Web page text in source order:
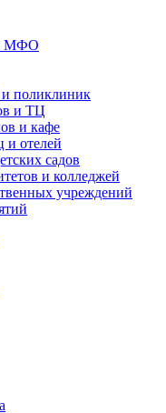
МФО
поликлиник
и ТЦ
и кафе
и отелей
садов
и колледжей
учреждений